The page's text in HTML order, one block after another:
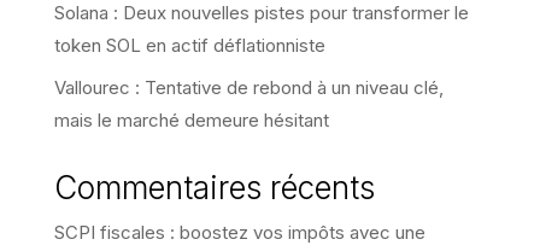
Solana : Deux nouvelles pistes pour transformer le
token SOL en actif déflationniste
Vallourec : Tentative de rebond à un niveau clé,
mais le marché demeure hésitant
Commentaires récents
SCPI fiscales : boostez vos impôts avec une